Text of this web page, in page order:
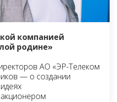
компанией
родине»
АО «ЭР-Телеком
— о создании